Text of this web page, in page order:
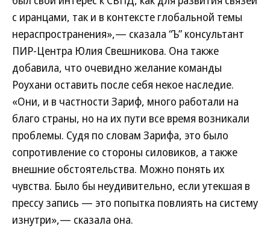
с иранцами, так и в контексте глобальной темы
нераспространения»,— сказала “Ъ” консультант
ПИР-Центра Юлия Свешникова. Она также
добавила, что очевидно желание команды
Роухани оставить после себя некое наследие.
«Они, и в частности Зариф, много работали на
благо страны, но на их пути все время возникали
проблемы. Судя по словам Зарифа, это было
сопротивление со стороны силовиков, а также
внешние обстоятельства. Можно понять их
чувства. Было бы неудивительно, если утекшая в
прессу запись — это попытка повлиять на систему
изнутри»,— сказала она.